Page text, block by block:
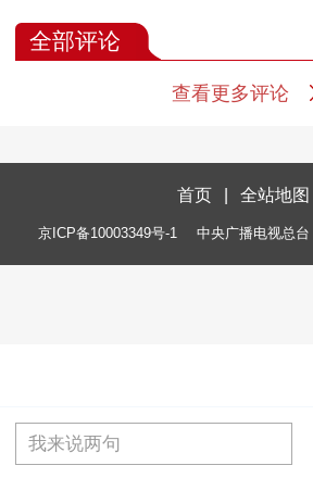
全部评论
查看更多评论
首页 全站地图
京ICP备10003349号-1 中央广播电视总台
我来说两句